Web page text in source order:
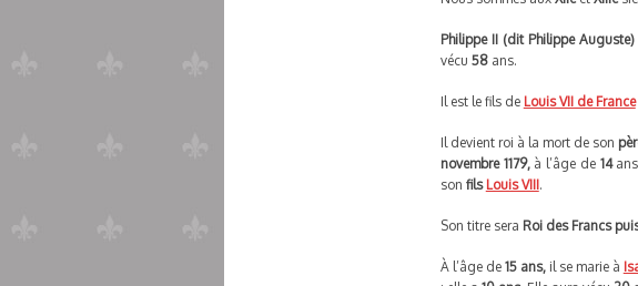
Philippe II (dit Philippe Auguste)
vécu 58ans.
Il est le fils de Louis VII de France
Il devient roi à la mort de son
novembre 1179,à l’âge de 14
son fils Louis VIII.
Son titre sera Roi des Francs
À l’âge de 15 ans, il se marie à